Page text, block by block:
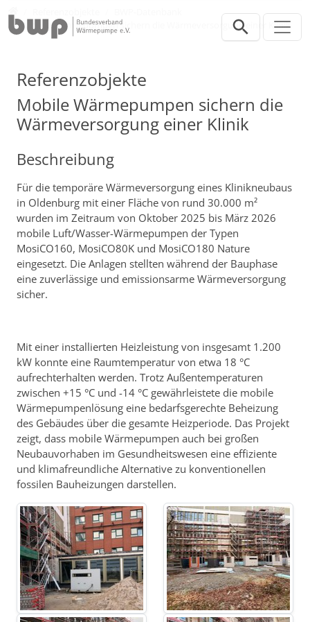
Mobile Wärmepumpen sichern die Wärmeversorgung einer Klinik
Referenzobjekte
Mobile Wärmepumpen sichern die
Wärmeversorgung einer Klinik
Beschreibung
Für die temporäre Wärmeversorgung eines Klinikneubaus
in Oldenburg mit einer Fläche von rund 30.000 m²
wurden im Zeitraum von Oktober 2025 bis März 2026
mobile Luft/Wasser-Wärmepumpen der Typen
MosiCO160, MosiCO80K und MosiCO180 Nature
eingesetzt. Die Anlagen stellten während der Bauphase
eine zuverlässige und emissionsarme Wärmeversorgung
sicher.
Mit einer installierten Heizleistung von insgesamt 1.200
kW konnte eine Raumtemperatur von etwa 18 °C
aufrechterhalten werden. Trotz Außentemperaturen
zwischen +15 °C und -14 °C gewährleistete die mobile
Wärmepumpenlösung eine bedarfsgerechte Beheizung
des Gebäudes über die gesamte Heizperiode. Das Projekt
zeigt, dass mobile Wärmepumpen auch bei großen
Neubauvorhaben im Gesundheitswesen eine effiziente
und klimafreundliche Alternative zu konventionellen
fossilen Bauheizungen darstellen.